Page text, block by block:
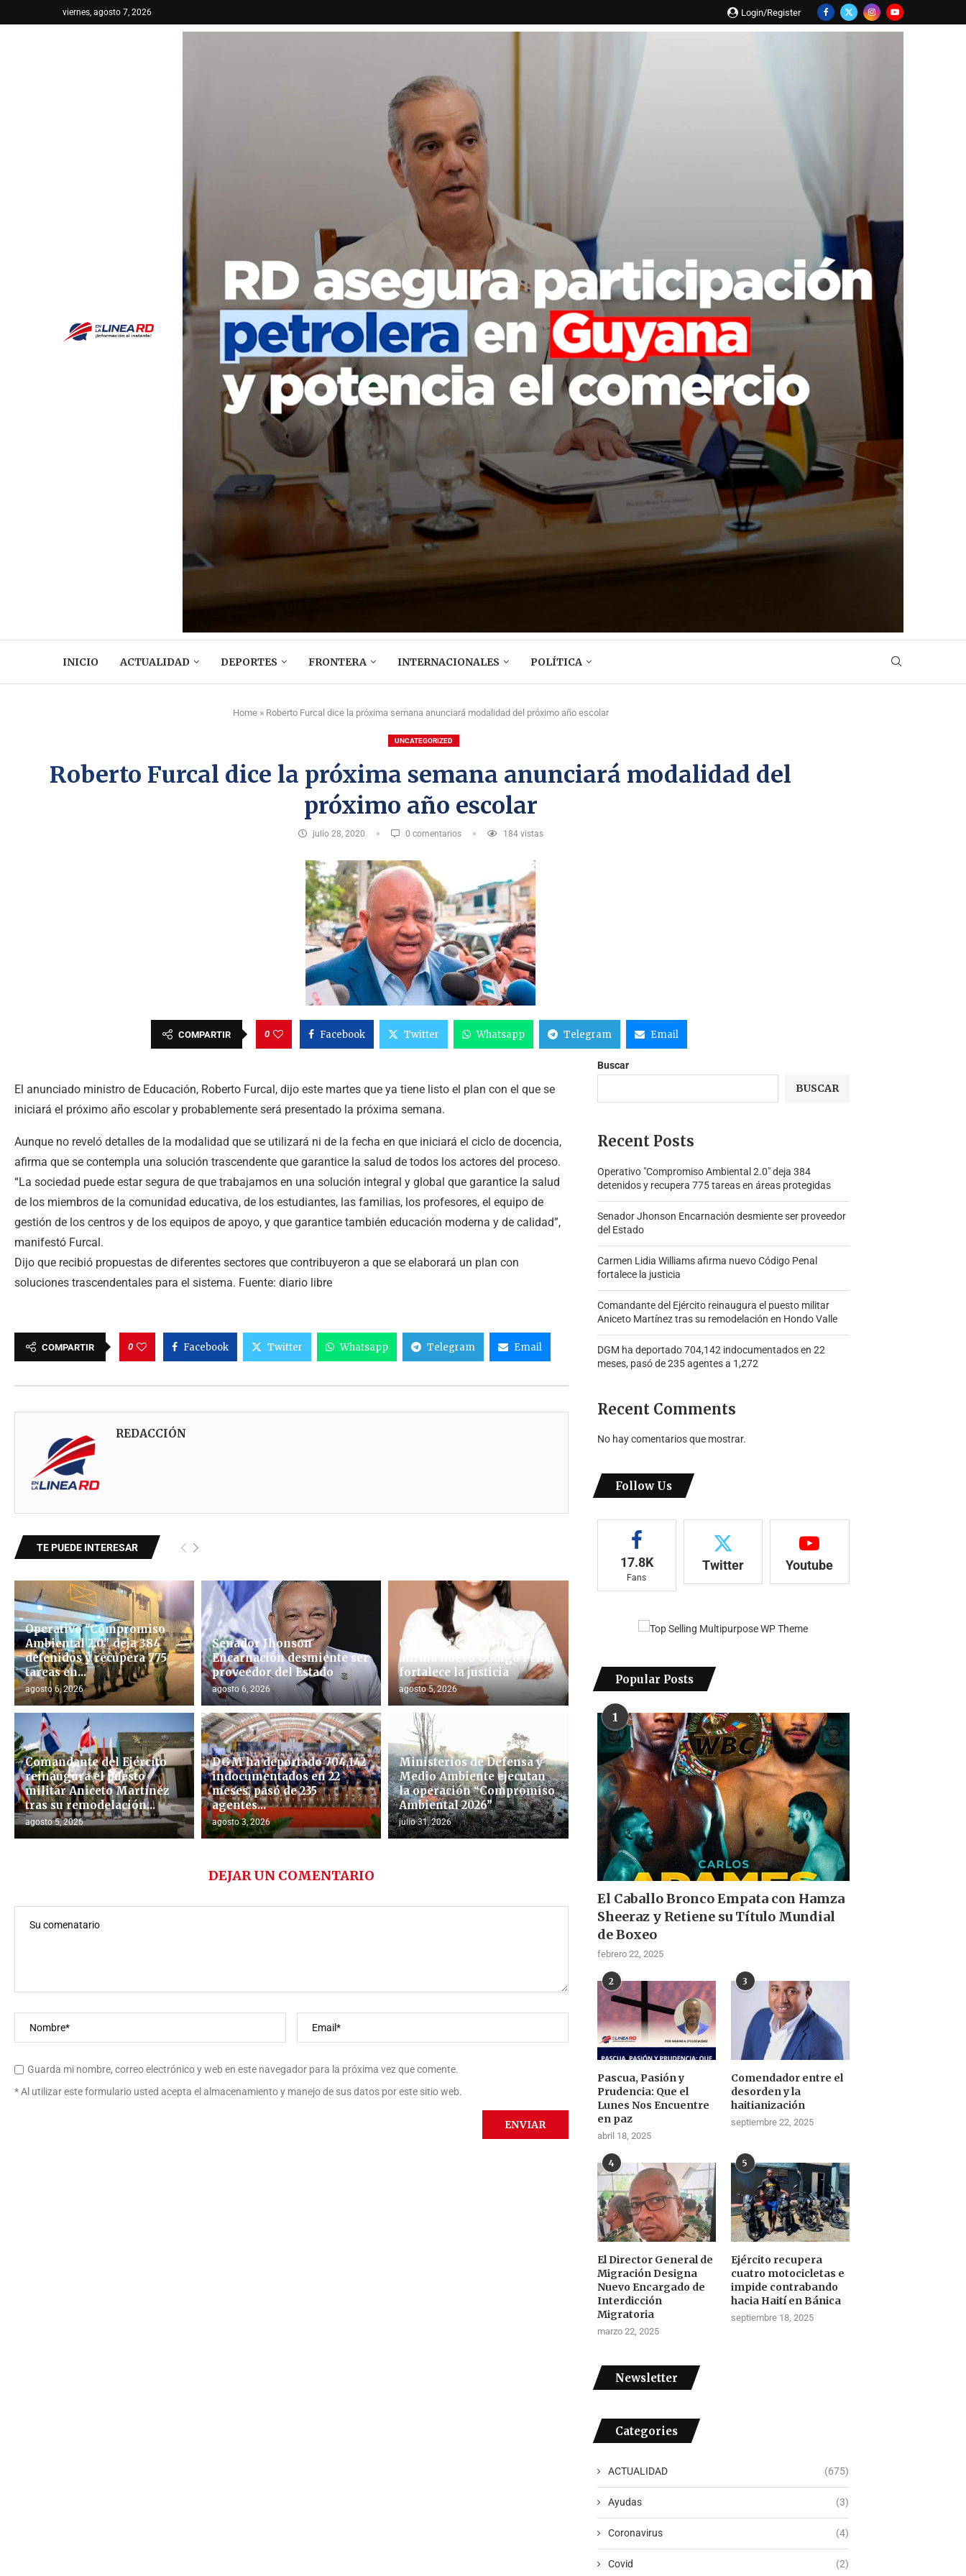
viernes, agosto 7, 2026 Login/Register
INICIO ACTUALIDAD DEPORTES FRONTERA INTERNACIONALES POLÍTICA
Home» Roberto Furcal dice la próxima semana anunciará modalidad del próximo año escolar
UNCATEGORIZED
Roberto Furcal dice la próxima semana anunciará modalidad del
próximo año escolar
julio 28, 2020 0 comentarios 184vistas
COMPARTIR 0 Facebook Twitter Whatsapp Telegram Email
El anunciado ministro de Educación, Roberto Furcal, dijo este martes que ya tiene listo el plan con el que se
iniciará el próximo año escolar y probablemente será presentado la próxima semana.
Aunque no reveló detalles de la modalidad que se utilizará ni de la fecha en que iniciará el ciclo de docencia,
afirma que se contempla una solución trascendente que garantice la salud de todos los actores del proceso.
“La sociedad puede estar segura de que trabajamos en una solución integral y global que garantice la salud
de los miembros de la comunidad educativa, de los estudiantes, las familias, los profesores, el equipo de
gestión de los centros y de los equipos de apoyo, y que garantice también educación moderna y de calidad”,
manifestó Furcal.
Dijo que recibió propuestas de diferentes sectores que contribuyeron a que se elaborará un plan con
soluciones trascendentales para el sistema. Fuente: diario libre
COMPARTIR 0 Facebook Twitter Whatsapp Telegram Email
REDACCIÓN
TE PUEDE INTERESAR
Operativo "Compromiso
Ambiental 2.0″ deja 384
detenidos y recupera 775
tareas en...
agosto 6, 2026
Senador Jhonson
Encarnación desmiente ser
proveedor del Estado
agosto 6, 2026
Carmen Lidia Williams
afirma nuevo Código Penal
fortalece la justicia
agosto 5, 2026
Comandante del Ejército
reinaugura el puesto
militar Aniceto Martínez
tras su remodelación...
agosto 5, 2026
DGM ha deportado 704,142
indocumentados en 22
meses, pasó de 235
agentes...
agosto 3, 2026
Ministerios de Defensa y
Medio Ambiente ejecutan
la operación “Compromiso
Ambiental 2026”
julio 31, 2026
DEJAR UN COMENTARIO
Guarda mi nombre, correo electrónico y web en este navegador para la próxima vez que comente.
* Al utilizar este formulario usted acepta el almacenamiento y manejo de sus datos por este sitio web.
Buscar
BUSCAR
Recent Posts
Operativo "Compromiso Ambiental 2.0″ deja 384
detenidos y recupera 775 tareas en áreas protegidas
Senador Jhonson Encarnación desmiente ser proveedor
del Estado
Carmen Lidia Williams afirma nuevo Código Penal
fortalece la justicia
Comandante del Ejército reinaugura el puesto militar
Aniceto Martínez tras su remodelación en Hondo Valle
DGM ha deportado 704,142 indocumentados en 22
meses, pasó de 235 agentes a 1,272
Recent Comments
No hay comentarios que mostrar.
Follow Us
17.8K
Fans
Twitter Youtube
Popular Posts
1
El Caballo Bronco Empata con Hamza
Sheeraz y Retiene su Título Mundial
de Boxeo
febrero 22, 2025
2
Pascua, Pasión y
Prudencia: Que el
Lunes Nos Encuentre
en paz
abril 18, 2025
3
Comendador entre el
desorden y la
haitianización
septiembre 22, 2025
4
El Director General de
Migración Designa
Nuevo Encargado de
Interdicción
Migratoria
marzo 22, 2025
5
Ejército recupera
cuatro motocicletas e
impide contrabando
hacia Haití en Bánica
septiembre 18, 2025
Newsletter
Categories
ACTUALIDAD (675)
Ayudas (3)
Coronavirus (4)
Covid (2)